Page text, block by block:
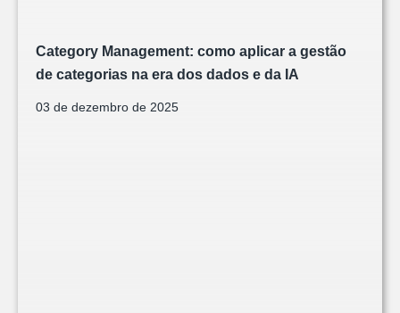
Category Management: como aplicar a gestão
de categorias na era dos dados e da IA
03 de dezembro de 2025